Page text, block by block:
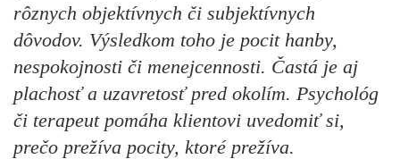
rôznych objektívnych či subjektívnych
dôvodov. Výsledkom toho je pocit hanby,
nespokojnosti či menejcennosti. Častá je aj
plachosť a uzavretosť pred okolím. Psychológ
či terapeut pomáha klientovi uvedomiť si,
prečo prežíva pocity, ktoré prežíva.